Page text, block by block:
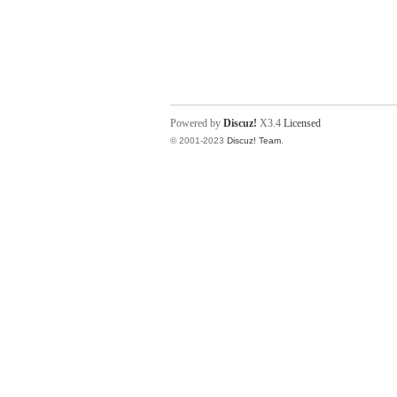
Powered by Discuz! X3.4 Licensed
© 2001-2023 Discuz! Team